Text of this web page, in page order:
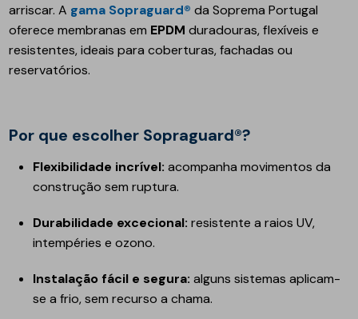
arriscar. A gama Sopraguard® da Soprema Portugal
oferece membranas em EPDM duradouras, flexíveis e
resistentes, ideais para coberturas, fachadas ou
reservatórios.
Por que escolher Sopraguard®?
Flexibilidade incrível: acompanha movimentos da
construção sem ruptura.
Durabilidade excecional: resistente a raios UV,
intempéries e ozono.
Instalação fácil e segura: alguns sistemas aplicam-
se a frio, sem recurso a chama.